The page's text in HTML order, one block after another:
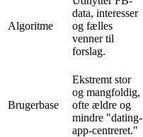
Algoritme
data, interesser
og fælles
venner til
forslag.
Brugerbase
Ekstremt stor
og mangfoldig,
ofte ældre og
mindre "dating-
app-centreret."